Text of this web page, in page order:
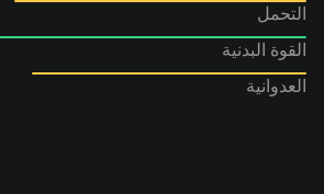
التحمل
القوة البدنية
العدوانية